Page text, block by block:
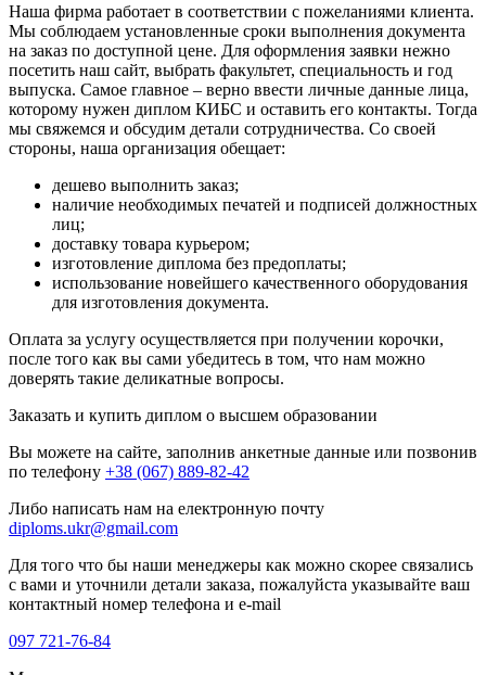
Наша фирма работает в соответствии с пожеланиями клиента.
Мы соблюдаем установленные сроки выполнения документа
на заказ по доступной цене. Для оформления заявки нежно
посетить наш сайт, выбрать факультет, специальность и год
выпуска. Самое главное – верно ввести личные данные лица,
которому нужен диплом КИБС и оставить его контакты. Тогда
мы свяжемся и обсудим детали сотрудничества. Со своей
стороны, наша организация обещает:
дешево выполнить заказ;
наличие необходимых печатей и подписей должностных
лиц;
доставку товара курьером;
изготовление диплома без предоплаты;
использование новейшего качественного оборудования
для изготовления документа.
Оплата за услугу осуществляется при получении корочки,
после того как вы сами убедитесь в том, что нам можно
доверять такие деликатные вопросы.
Заказать и купить диплом о высшем образовании
Вы можете на сайте, заполнив анкетные данные или позвонив
по телефону +38 (067) 889-82-42
Либо написать нам на електронную почту
diploms.ukr@gmail.com
Для того что бы наши менеджеры как можно скорее связались
с вами и уточнили детали заказа, пожалуйста указывайте ваш
контактный номер телефона и e-mail
097 721-76-84